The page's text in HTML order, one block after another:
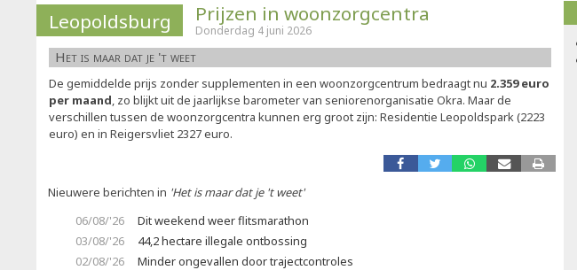
Leopoldsburg Prijzen in woonzorgcentra
Donderdag 4 juni 2026
Het is maar dat je 't weet
De gemiddelde prijs zonder supplementen in een woonzorgcentrum bedraagt nu 2.359 euro
per maand, zo blijkt uit de jaarlijkse barometer van seniorenorganisatie Okra. Maar de
verschillen tussen de woonzorgcentra kunnen erg groot zijn: Residentie Leopoldspark (2223
euro) en in Reigersvliet 2327 euro.
Nieuwere berichten in 'Het is maar dat je 't weet'
06/08/'26
Dit weekend weer flitsmarathon
03/08/'26
44,2 hectare illegale ontbossing
02/08/'26
Minder ongevallen door trajectcontroles